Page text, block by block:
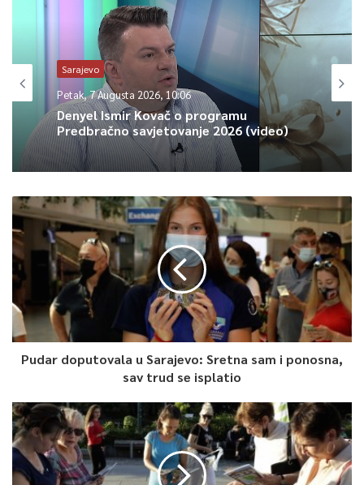
0
Article Rating
Sarajevo
Petak, 7 Augusta 2026, 10:06
Denyel Ismir Kovač o programu
Predbračno savjetovanje 2026 (video)
Pudar doputovala u Sarajevo: Sretna sam i ponosna,
sav trud se isplatio